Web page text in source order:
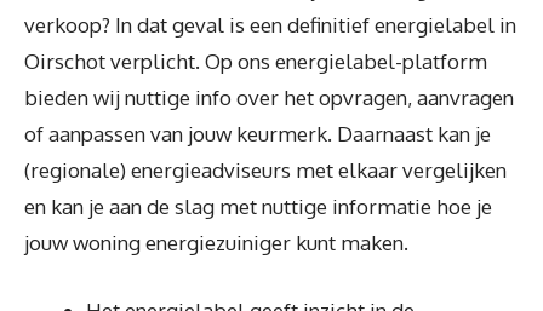
verkoop? In dat geval is een definitief energielabel in
Oirschot verplicht. Op ons energielabel-platform
bieden wij nuttige info over het opvragen, aanvragen
of aanpassen van jouw keurmerk. Daarnaast kan je
(regionale) energieadviseurs met elkaar vergelijken
en kan je aan de slag met nuttige informatie hoe je
jouw woning energiezuiniger kunt maken.